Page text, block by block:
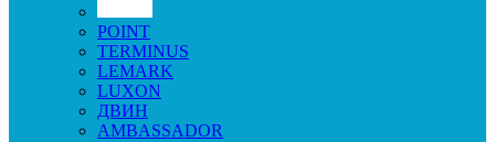
POINT
TERMINUS
LEMARK
LUXON
ДВИН
AMBASSADOR